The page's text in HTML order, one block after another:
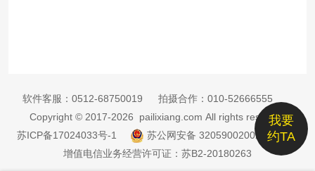
我要
约TA
软件客服： 0512-68750019 拍摄合作： 010-52666555
Copyright © 2017-2026 pailixiang.com All rights reserved
苏ICP备17024033号-1
苏公网安备 32059002002885号
增值电信业务经营许可证：苏B2-20180263